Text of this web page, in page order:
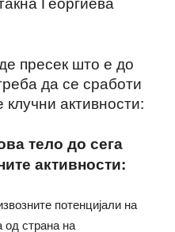
пресек што е до
да се сработи
активности:
тело до сега
активности:
потенцијали на
од страна на